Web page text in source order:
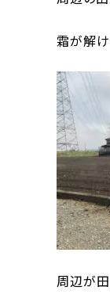
霜が解け
周辺が